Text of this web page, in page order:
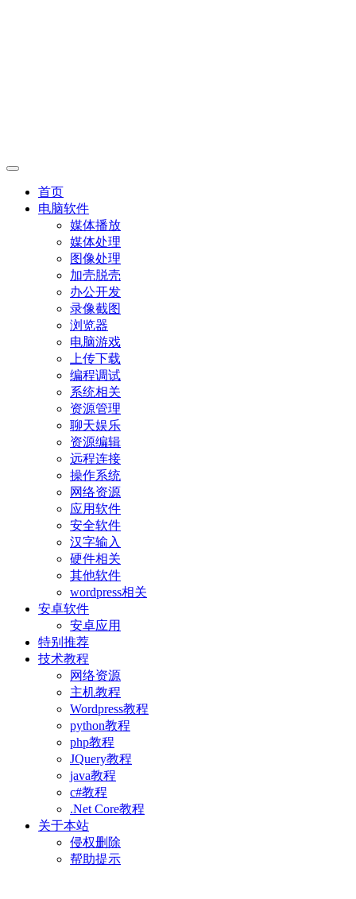
首页
电脑软件
媒体播放
媒体处理
图像处理
加壳脱壳
办公开发
录像截图
浏览器
电脑游戏
上传下载
编程调试
系统相关
资源管理
聊天娱乐
资源编辑
远程连接
操作系统
网络资源
应用软件
安全软件
汉字输入
硬件相关
其他软件
wordpress相关
安卓软件
安卓应用
特别推荐
技术教程
网络资源
主机教程
Wordpress教程
python教程
php教程
JQuery教程
java教程
c#教程
.Net Core教程
关于本站
侵权删除
帮助提示